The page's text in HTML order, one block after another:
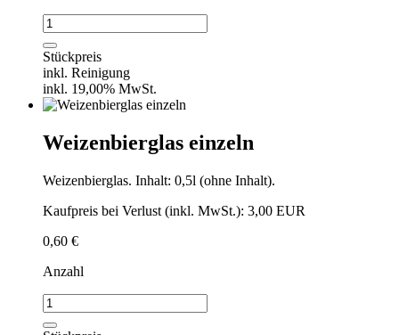
Weizenbierglas
/
VPE
25
Stück
Menge
Stückpreis
inkl. Reinigung
inkl. 19,00% MwSt.
Weizenbierglas einzeln
Weizenbierglas. Inhalt: 0,5l (ohne Inhalt).
Kaufpreis bei Verlust (inkl. MwSt.): 3,00 EUR
0,60 €
Anzahl
Weizenbierglas
einzeln